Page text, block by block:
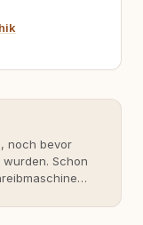
noch bevor
Schon